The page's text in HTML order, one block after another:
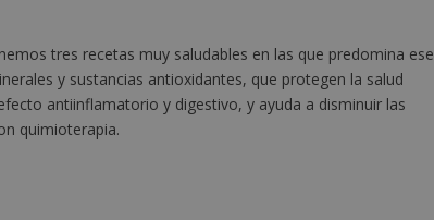
tres recetas muy saludables en las que predomina ese
y sustancias antioxidantes, que protegen la salud
antiinflamatorio y digestivo, y ayuda a disminuir las
quimioterapia.